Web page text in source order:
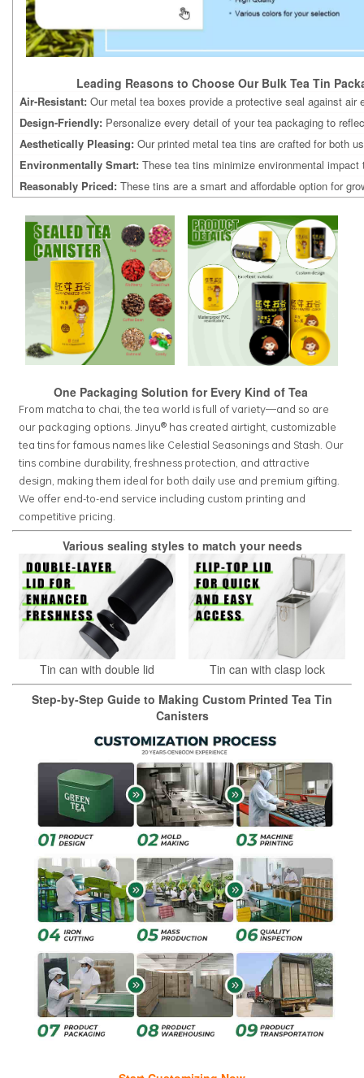
Leading Reasons to Choose Our Bulk Tea Tin
Air-Resistant: Our metal tea boxes provide a protective seal against air
Design-Friendly: Personalize every detail of your tea packaging to
Aesthetically Pleasing: Our printed metal tea tins are crafted for both
Environmentally Smart: These tea tins minimize environmental impact
Reasonably Priced: These tins are a smart and affordable option for
One Packaging Solution for Every Kind of Tea
From matcha to chai, the tea world is full of variety—and so are
our packaging options. Jinyu® has created airtight, customizable
tea tins for famous names like Celestial Seasonings and Stash. Our
tins combine durability, freshness protection, and attractive
design, making them ideal for both daily use and premium gifting.
We offer end-to-end service including custom printing and
competitive pricing.
Various sealing styles to match your needs
Tin can with double lid
Tin can with clasp lock
Step-by-Step Guide to Making Custom Printed Tea Tin
Canisters